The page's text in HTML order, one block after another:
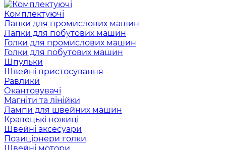
Комплектуючі
Лапки для промислових машин
Лапки для побутових машин
Голки для промислових машин
Голки для побутових машин
Шпульки
Швейні пристосування
Равлики
Окантовувачі
Магніти та лінійки
Лампи для швейних машин
Кравецькі ножиці
Швейні аксесуари
Позиціонери голки